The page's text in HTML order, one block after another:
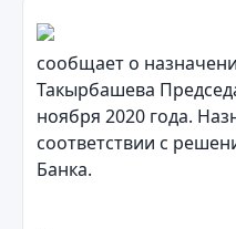
сообщает о
Такырбашева
ноября 2020 года.
соответствии с
Банка.